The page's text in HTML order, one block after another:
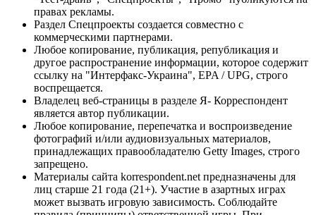
правах рекламы.
Раздел Спецпроекты создается совместно с
коммерческими партнерами.
Любое копирование, публикация, републикация и
другое распространение информации, которое содержит
ссылку на "Интерфакс-Украина", EPA / UPG, строго
воспрещается.
Владелец веб-страницы в разделе Я- Корреспондент
является автор публикации.
Любое копирование, перепечатка и воспроизведение
фотографий и/или аудиовизуальных материалов,
принадлежащих правообладателю Getty Images, строго
запрещено.
Материалы сайта korrespondent.net предназначены для
лиц старше 21 года (21+). Участие в азартных играх
может вызвать игровую зависимость. Соблюдайте